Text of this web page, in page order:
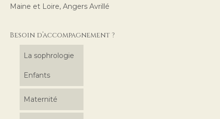
Maine et Loire, Angers Avrillé
Besoin d’accompagnement ?
La sophrologie
Enfants
Maternité